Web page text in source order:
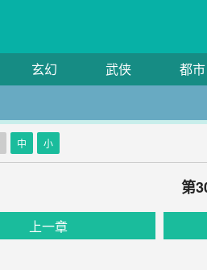
玄幻 武侠 都市
中 小
第
上一章